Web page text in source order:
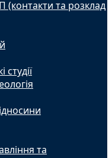
(контакти та розклад
та